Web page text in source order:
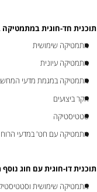
תוכנית חד-חוגית
מתמטיקה שימושית
מתמטיקה עיונית
מתמטיקה במגמת מדעי
חקר ביצועים
סטטיסטיקה
מתמטיקה עם חט' במדעי הרוח
תוכנית דו-חוגית עם חוג
מתמטיקה שימושית